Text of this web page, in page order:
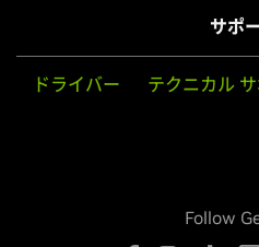
サポ
ドライバー テクニカル
Follow